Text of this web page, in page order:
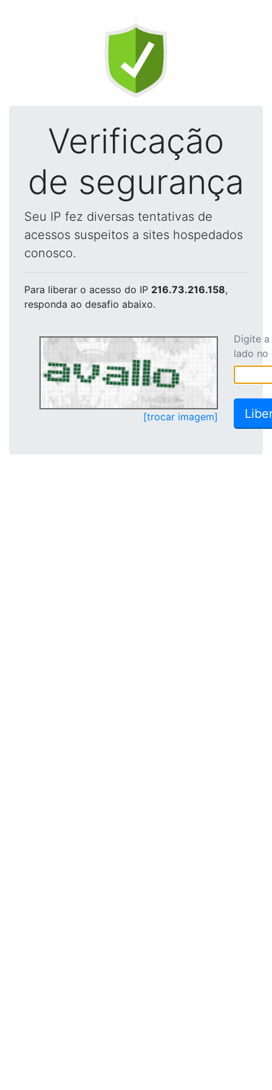
Verificação
de segurança
Seu IP fez diversas tentativas de
acessos suspeitos a sites hospedados
conosco.
Para liberar o acesso do IP 216.73.216.158,
responda ao desafio abaixo.
[trocar imagem]
Digite
lado no